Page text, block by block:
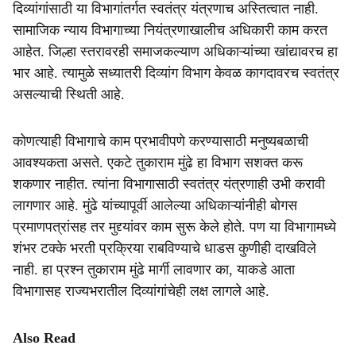
दिव्यांगांसाठी या विभागांतर्गत स्वतंत्र यंत्रणाच अस्तित्वात नाही.
सामाजिक न्याय विभागाच्या नियंत्रणाखालीच अधिकारी काम करत
आहेत. जिल्हा स्तरावरही समाजकल्याण अधिकाऱ्यांच्या खांद्यावरच हा
भार आहे. त्यामुळे सध्यातरी दिव्यांग विभाग केवळ कागदावरच स्वतंत्र
असल्याची स्थिती आहे.
कोणत्याही विभागाचे काम प्रभावीपणे करण्यासाठी मनुष्यबळाची
आवश्यकता असते. एकटे तुकाराम मुंढे हा विभाग सशक्त करू
शकणार नाहीत. त्यांना विभागासाठी स्वतंत्र यंत्रणाही उभी करावी
लागणार आहे. मुंढे यांच्यापूर्वी आलेल्या अधिकाऱ्यांनीही बोगस
प्रमाणपत्रांसह तर मुद्द्यांवर काम सुरू केले होते. पण या विभागामध्ये
शंभर टक्के भरती प्रक्रिया राबविण्याचे धाडस कुणीही दाखविले
नाही. हा प्रश्न तुकाराम मुंढे मार्गी लावणार का, याकडे आता
विभागासह राज्यभरातील दिव्यांगांचेही लक्ष लागले आहे.
Also Read